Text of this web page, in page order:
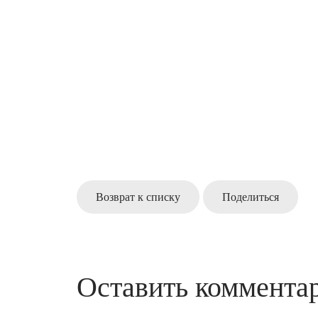
Возврат к списку Поделиться
Оставить